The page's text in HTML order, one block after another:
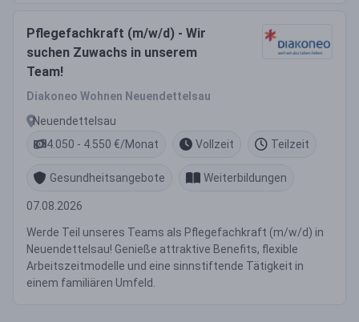
Pflegefachkraft (m/w/d) - Wir
suchen Zuwachs in unserem
Team!
Diakoneo Wohnen Neuendettelsau
Neuendettelsau
4.050 - 4.550 €/Monat
Vollzeit Teilzeit
Gesundheitsangebote Weiterbildungen
07.08.2026
Werde Teil unseres Teams als Pflegefachkraft (m/w/d) in
Neuendettelsau! Genieße attraktive Benefits, flexible
Arbeitszeitmodelle und eine sinnstiftende Tätigkeit in
einem familiären Umfeld.